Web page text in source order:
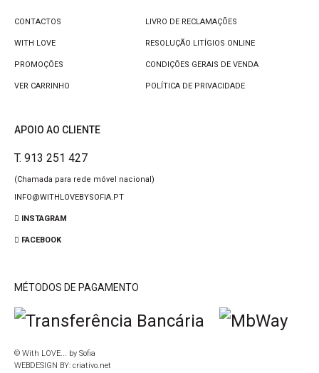
CONTACTOS
WITH LOVE
PROMOÇÕES
VER CARRINHO
LIVRO DE RECLAMAÇÕES
RESOLUÇÃO LITÍGIOS ONLINE
CONDIÇÕES GERAIS DE VENDA
POLÍTICA DE PRIVACIDADE
APOIO AO CLIENTE
T. 913 251 427
(Chamada para rede móvel nacional)
INFO@WITHLOVEBYSOFIA.PT
INSTAGRAM
FACEBOOK
MÉTODOS DE PAGAMENTO
© With LOVE... by Sofia
WEBDESIGN BY: criativo.net